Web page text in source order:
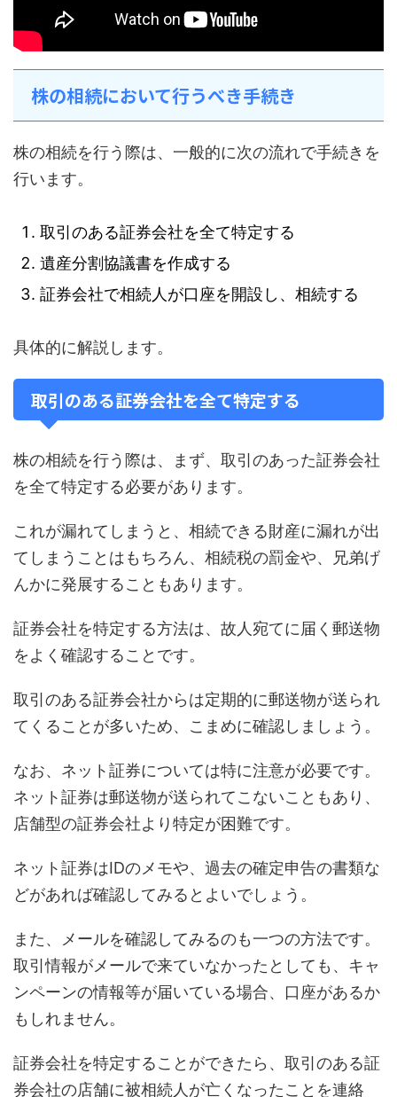
株の相続において行うべき手続き
株の相続を行う際は、一般的に次の流れで手続きを
行います。
取引のある証券会社を全て特定する
遺産分割協議書を作成する
証券会社で相続人が口座を開設し、相続する
具体的に解説します。
取引のある証券会社を全て特定する
株の相続を行う際は、まず、取引のあった証券会社
を全て特定する必要があります。
これが漏れてしまうと、相続できる財産に漏れが出
てしまうことはもちろん、相続税の罰金や、兄弟げ
んかに発展することもあります。
証券会社を特定する方法は、故人宛てに届く郵送物
をよく確認することです。
取引のある証券会社からは定期的に郵送物が送られ
てくることが多いため、こまめに確認しましょう。
なお、ネット証券については特に注意が必要です。
ネット証券は郵送物が送られてこないこともあり、
店舗型の証券会社より特定が困難です。
ネット証券はIDのメモや、過去の確定申告の書類な
どがあれば確認してみるとよいでしょう。
また、メールを確認してみるのも一つの方法です。
取引情報がメールで来ていなかったとしても、キャ
ンペーンの情報等が届いている場合、口座があるか
もしれません。
証券会社を特定することができたら、取引のある証
券会社の店舗に被相続人が亡くなったことを連絡